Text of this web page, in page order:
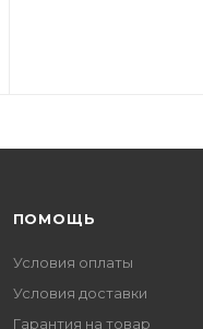
ПОМОЩЬ
Условия оплаты
Условия доставки
Гарантия на товар